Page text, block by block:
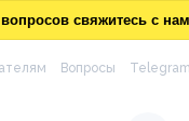
вопросов свяжитесь с
Вопросы Telegram